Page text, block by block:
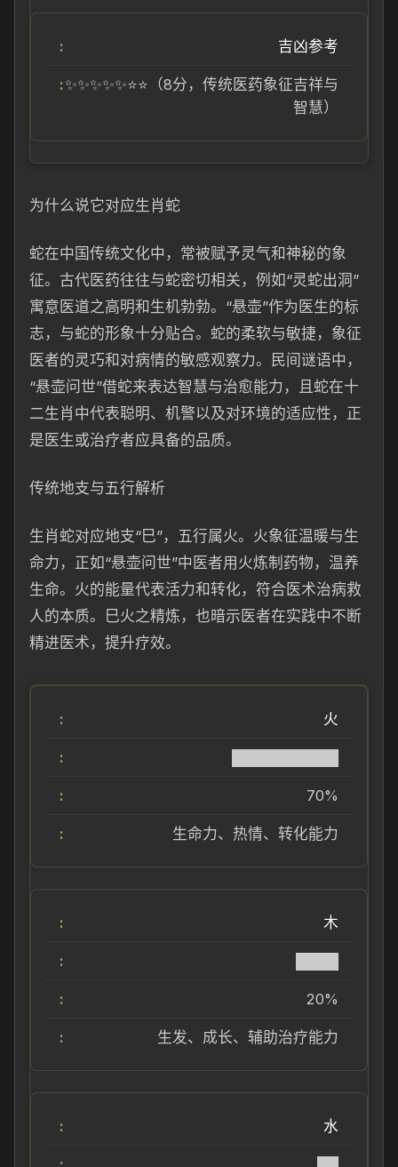
吉凶参考
✨✨✨✨✨⭐⭐（8分，传统医药象征吉祥与
智慧）
为什么说它对应生肖蛇
蛇在中国传统文化中，常被赋予灵气和神秘的象
征。古代医药往往与蛇密切相关，例如“灵蛇出洞”
寓意医道之高明和生机勃勃。“悬壶”作为医生的标
志，与蛇的形象十分贴合。蛇的柔软与敏捷，象征
医者的灵巧和对病情的敏感观察力。民间谜语中，
“悬壶问世”借蛇来表达智慧与治愈能力，且蛇在十
二生肖中代表聪明、机警以及对环境的适应性，正
是医生或治疗者应具备的品质。
传统地支与五行解析
生肖蛇对应地支“巳”，五行属火。火象征温暖与生
命力，正如“悬壶问世”中医者用火炼制药物，温养
生命。火的能量代表活力和转化，符合医术治病救
人的本质。巳火之精炼，也暗示医者在实践中不断
精进医术，提升疗效。
火
70%
生命力、热情、转化能力
木
20%
生发、成长、辅助治疗能力
水